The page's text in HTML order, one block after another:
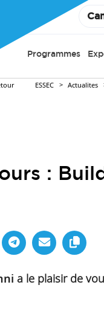
Programmes
ESSEC Actualites
:
a le plaisir de